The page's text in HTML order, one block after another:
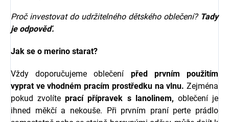
Proč investovat do udržitelného dětského oblečení? Tady
je odpověď.
Jak se o merino starat?
Vždy doporučujeme oblečení před prvním použitím
vyprat ve vhodném pracím prostředku na vlnu. Zejména
pokud zvolíteprací přípravek s l anolinem, oblečení je
ihned měkčí a nekouše. Při prvním praní perte prádlo